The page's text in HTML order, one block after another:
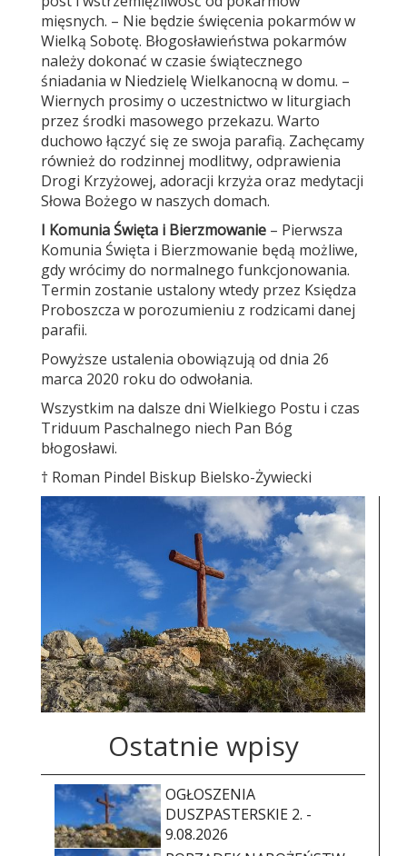
mięsnych. – Nie będzie święcenia pokarmów w
Wielką Sobotę. Błogosławieństwa pokarmów
należy dokonać w czasie świątecznego
śniadania w Niedzielę Wielkanocną w domu. –
Wiernych prosimy o uczestnictwo w liturgiach
przez środki masowego przekazu. Warto
duchowo łączyć się ze swoja parafią. Zachęcamy
również do rodzinnej modlitwy, odprawienia
Drogi Krzyżowej, adoracji krzyża oraz medytacji
Słowa Bożego w naszych domach.
I Komunia Święta i Bierzmowanie – Pierwsza
Komunia Święta i Bierzmowanie będą możliwe,
gdy wrócimy do normalnego funkcjonowania.
Termin zostanie ustalony wtedy przez Księdza
Proboszcza w porozumieniu z rodzicami danej
parafii.
Powyższe ustalenia obowiązują od dnia 26
marca 2020 roku do odwołania.
Wszystkim na dalsze dni Wielkiego Postu i czas
Triduum Paschalnego niech Pan Bóg
błogosławi.
† Roman Pindel Biskup Bielsko-Żywiecki
Ostatnie wpisy
OGŁOSZENIA
DUSZPASTERSKIE 2. -
9.08.2026